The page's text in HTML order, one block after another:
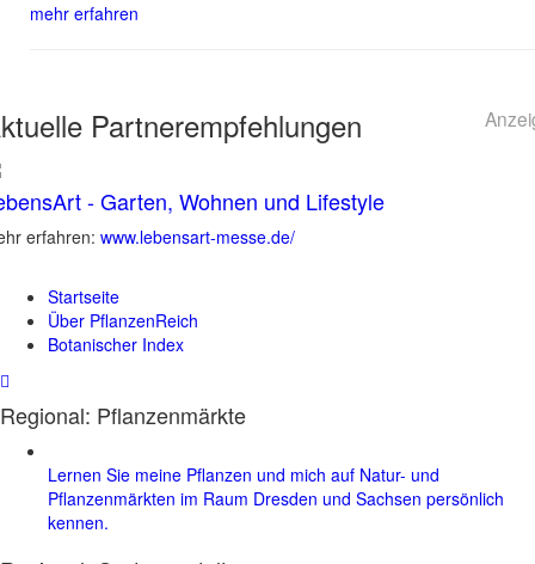
mehr erfahren
Partnerempfehlungen
- Garten, Wohnen und Lifestyle
erfahren: www.lebensart-messe.de/
Startseite
Über PflanzenReich
Botanischer Index
Regional: Pflanzenmärkte
Lernen Sie meine Pflanzen und mich auf Natur- und
Pflanzenmärkten im Raum Dresden und Sachsen persönlich
kennen.